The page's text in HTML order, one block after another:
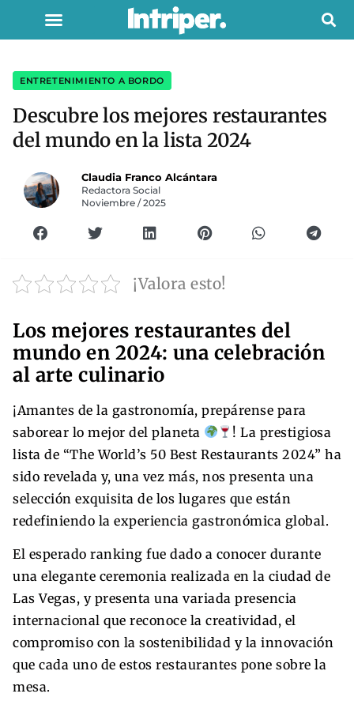
ENTRETENIMIENTO A BORDO
Descubre los mejores restaurantes
del mundo en la lista 2024
Claudia Franco Alcántara
Redactora Social
Noviembre / 2025
¡Valora esto!
Los mejores restaurantes del
mundo en 2024: una celebración
al arte culinario
¡Amantes de la gastronomía, prepárense para
saborear lo mejor del planeta
! La prestigiosa
lista de “The World’s 50 Best Restaurants 2024” ha
sido revelada y, una vez más, nos presenta una
selección exquisita de los lugares que están
redefiniendo la experiencia gastronómica global.
El esperado ranking fue dado a conocer durante
una elegante ceremonia realizada en la ciudad de
Las Vegas, y presenta una variada presencia
internacional que reconoce la creatividad, el
compromiso con la sostenibilidad y la innovación
que cada uno de estos restaurantes pone sobre la
mesa.